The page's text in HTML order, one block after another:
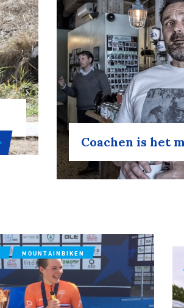
Coachen is het
MOUNTAINBIKEN